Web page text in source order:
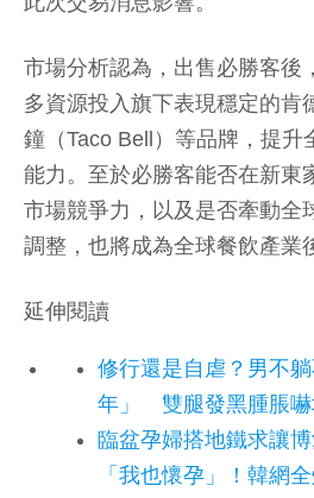
市場分析認為，出售必勝客後
多資源投入旗下表現穩定的肯
鐘（Taco Bell）等品牌，提升
能力。至於必勝客能否在新東
市場競爭力，以及是否牽動全
調整，也將成為全球餐飲產業
延伸閱讀
修行還是自虐？男不
年」 雙腿發黑腫脹嚇
臨盆孕婦搭地鐵求讓
「我也懷孕」！韓網